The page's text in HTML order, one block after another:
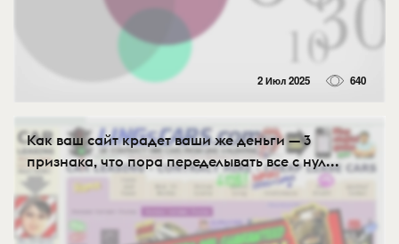
2 Июл 2025 640
Как ваш сайт крадет ваши же деньги — 3
признака, что пора переделывать все с нул...